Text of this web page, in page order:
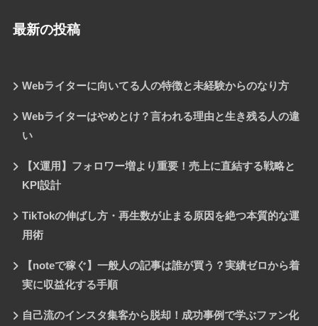
最新の投稿
Webライターに向いてる人の特徴と未経験からのなり方
Webライターはやめとけ？言われる理由と生き残る人の違
い
【X運用】フォロワー増より重要！売上に直結する戦略と
KPI設計
TikTokの伸ばし方・再生数が止まる原因を絶つ本質的な運
用術
【noteで稼ぐ】一般人の記事は誰が買う？実績ゼロから着
実に収益化する手順
自己流のインスタ集客から脱却！成功事例で学ぶファン化